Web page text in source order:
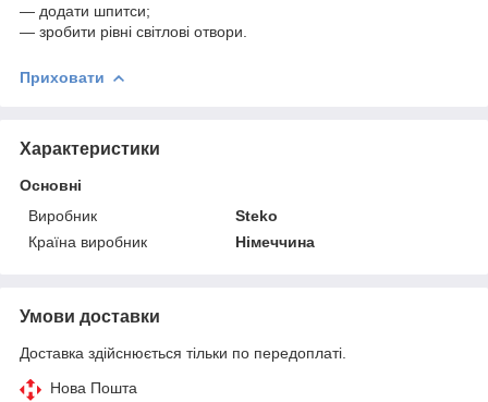
— додати шпитси;
— зробити рівні світлові отвори.
Приховати
Характеристики
Основні
Виробник
Steko
Країна виробник
Німеччина
Умови доставки
Доставка здійснюється тільки по передоплаті.
Нова Пошта